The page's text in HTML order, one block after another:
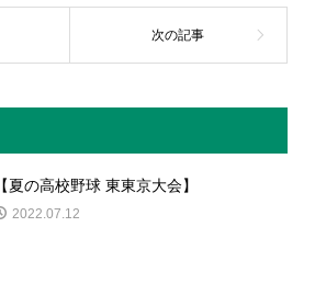
【夏の高校野球 東東京大会】
2022.07.12